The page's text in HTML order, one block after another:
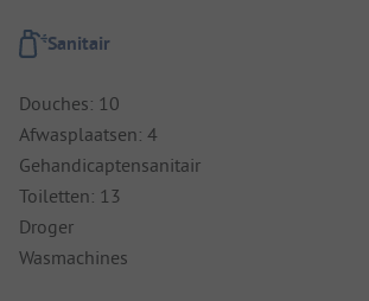
Sanitair
Douches: 10
Afwasplaatsen: 4
Gehandicaptensanitair
Toiletten: 13
Droger
Wasmachines